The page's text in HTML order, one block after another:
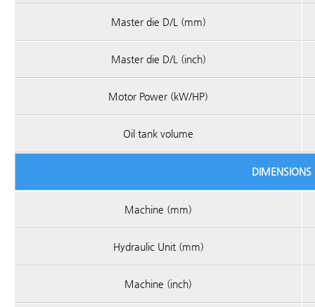
Master die D/L (mm)
Master die D/L (inch)
Motor Power (kW/HP)
Oil tank volume
Machine (mm)
Hydraulic Unit (mm)
Machine (inch)